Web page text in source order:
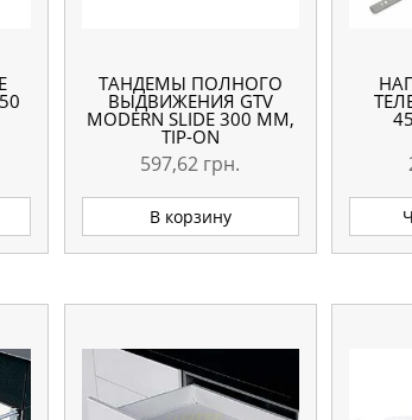
ТАНДЕМЫ ПОЛНОГО
ВЫДВИЖЕНИЯ GTV
MODERN SLIDE 300 ММ,
TIP-ON
597,62 грн.
В корзину